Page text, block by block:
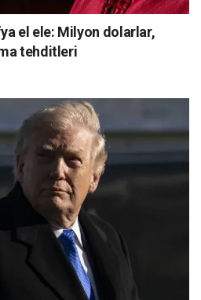
el ele: Milyon dolarlar,
tehditleri